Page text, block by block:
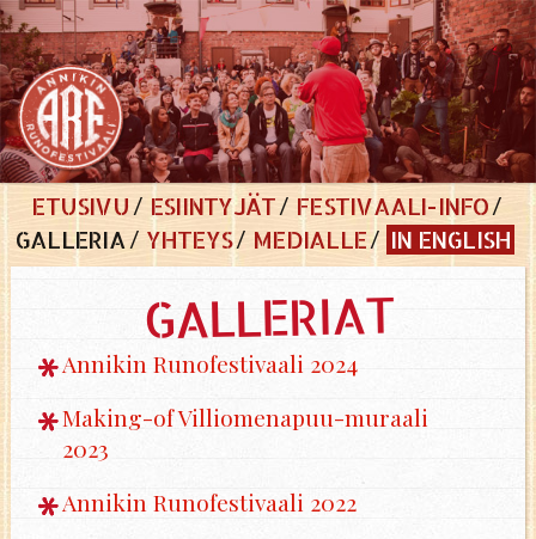
ETUSIVU ESIINTYJÄT
FESTIVAALI-INFO
GALLERIA
YHTEYS MEDIALLE IN ENGLISH
GALLERIAT
Annikin Runofestivaali 2024
Making-of Villiomenapuu-muraali
2023
Annikin Runofestivaali 2022